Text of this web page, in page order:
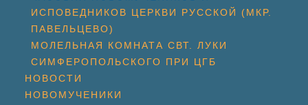
ИСПОВЕДНИКОВ ЦЕРКВИ РУССКОЙ (МКР.
ПАВЕЛЬЦЕВО)
МОЛЕЛЬНАЯ КОМНАТА СВТ. ЛУКИ
СИМФЕРОПОЛЬСКОГО ПРИ ЦГБ
НОВОСТИ
НОВОМУЧЕНИКИ